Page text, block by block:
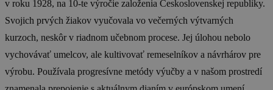
v roku 1928, na 10-te výročie založenia Československej republiky.
Svojich prvých žiakov vyučovala vo večerných výtvarných
kurzoch, neskôr v riadnom učebnom procese. Jej úlohou nebolo
vychovávať umelcov, ale kultivovať remeselníkov a návrhárov pre
výrobu. Používala progresívne metódy výučby a v našom prostredí